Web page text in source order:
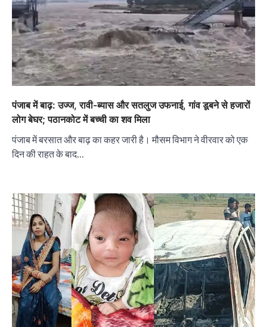
पंजाब में बाढ़: उज्ज, रावी-ब्यास और सतलुज उफनाई, गांव डूबने से हजारों
लोग बेघर; पठानकोट में बच्ची का शव मिला
पंजाब में बरसात और बाढ़ का कहर जारी है। मौसम विभाग ने वीरवार को एक
दिन की राहत के बाद…